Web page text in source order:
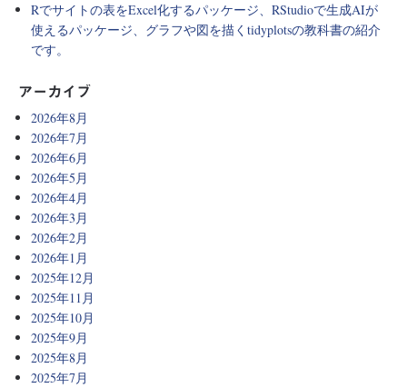
Rでサイトの表をExcel化するパッケージ、RStudioで生成AIが
使えるパッケージ、グラフや図を描くtidyplotsの教科書の紹介
です。
アーカイブ
2026年8月
2026年7月
2026年6月
2026年5月
2026年4月
2026年3月
2026年2月
2026年1月
2025年12月
2025年11月
2025年10月
2025年9月
2025年8月
2025年7月